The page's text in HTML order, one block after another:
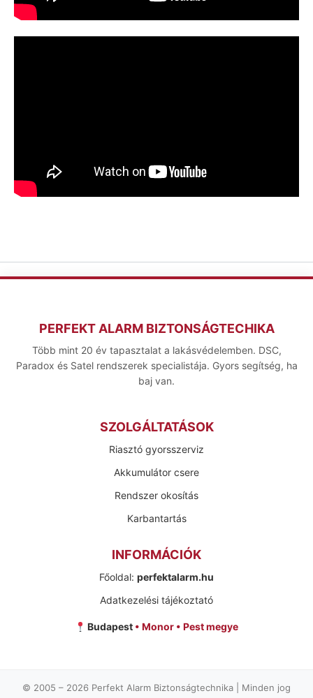
PERFEKT ALARM BIZTONSÁGTECHIKA
Több mint 20 év tapasztalat a lakásvédelemben. DSC,
Paradox és Satel rendszerek specialistája. Gyors segítség, ha
baj van.
SZOLGÁLTATÁSOK
Riasztó gyorsszerviz
Akkumulátor csere
Rendszer okosítás
Karbantartás
INFORMÁCIÓK
Főoldal: perfektalarm.hu
Adatkezelési tájékoztató
Budapest • Monor • Pest megye
© 2005 – 2026 Perfekt Alarm Biztonságtechnika | Minden jog